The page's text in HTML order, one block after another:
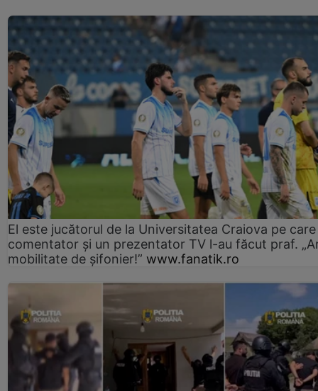
El este jucătorul de la Universitatea Craiova pe
comentator și un prezentator TV l-au făcut praf.
mobilitate de șifonier!” www.fanatik.ro